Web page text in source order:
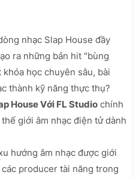
nhạc Slap House đầy
ra những bản hit "bùng
học chuyên sâu, bài
thành kỹ năng thực thụ?
House Với FL Studio chính
giới âm nhạc điện tử dành
hướng âm nhạc được giới
producer tài năng trong